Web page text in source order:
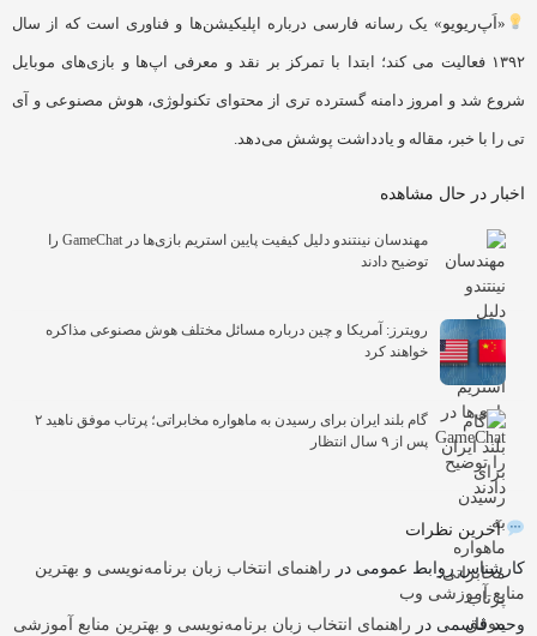
«اَپ‌ریویو» یک رسانه فارسی درباره اپلیکیشن‌ها و فناوری است که از سال
۱۳۹۲ فعالیت می کند؛ ابتدا با تمرکز بر نقد و معرفی اپ‌ها و بازی‌های موبایل
شروع شد و امروز دامنه گسترده تری از محتوای تکنولوژی، هوش مصنوعی و آی
تی را با خبر، مقاله و یادداشت پوشش می‌دهد.
اخبار در حال مشاهده
مهندسان نینتندو دلیل کیفیت پایین استریم بازی‌ها در GameChat را
توضیح دادند
رویترز: آمریکا و چین درباره مسائل مختلف هوش مصنوعی مذاکره
خواهند کرد
گام بلند ایران برای رسیدن به ماهواره مخابراتی؛ پرتاب موفق ناهید ۲
پس از ۹ سال انتظار
آخرین نظرات
کارشناس روابط عمومی در راهنمای انتخاب زبان برنامه‌نویسی و بهترین
منابع آموزشی وب
وحید قاسمی در راهنمای انتخاب زبان برنامه‌نویسی و بهترین منابع آموزشی